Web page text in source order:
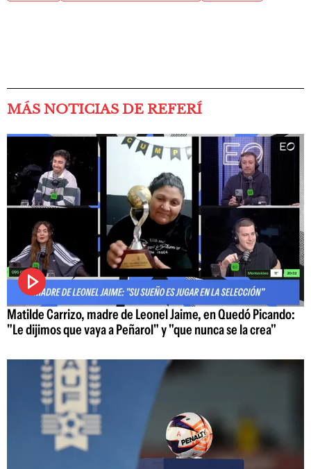
MÁS NOTICIAS DE REFERÍ
Matilde Carrizo, madre de Leonel Jaime, en Quedó Picando:
"Le dijimos que vaya a Peñarol" y "que nunca se la crea"